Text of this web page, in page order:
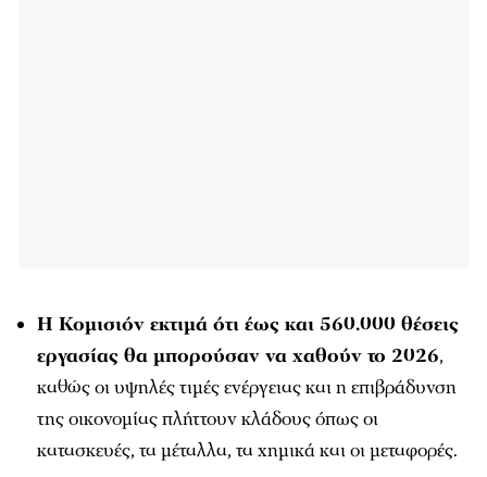
Η Κομισιόν εκτιμά ότι έως και 560.000 θέσεις
εργασίας θα μπορούσαν να χαθούν το 2026,
καθώς οι υψηλές τιμές ενέργειας και η επιβράδυνση
της οικονομίας πλήττουν κλάδους όπως οι
κατασκευές, τα μέταλλα, τα χημικά και οι μεταφορές.